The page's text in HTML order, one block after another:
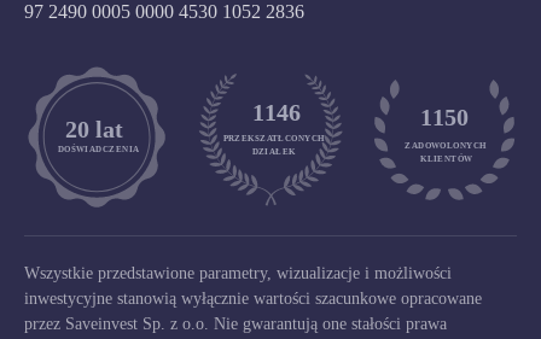
97 2490 0005 0000 4530 1052 2836
DOŚWIADCZENIA
	20 lat
1146
PRZEKSZATŁCONYCH
DZIAŁEK
1150
ZADOWOLONYCH
KLIENTÓW
Wszystkie przedstawione parametry, wizualizacje i możliwości
inwestycyjne stanowią wyłącznie wartości szacunkowe opracowane
przez Saveinvest Sp. z o.o. Nie gwarantują one stałości prawa